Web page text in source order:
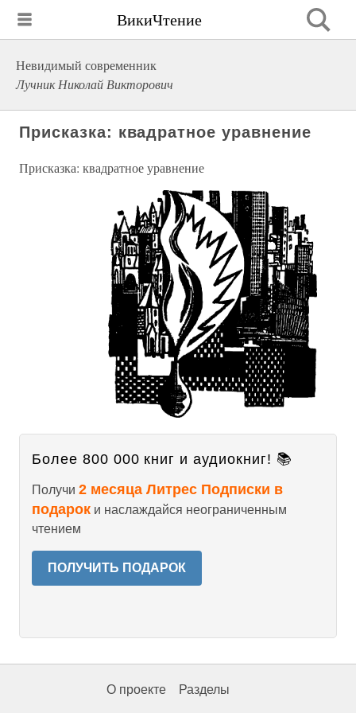
ВикиЧтение
Невидимый современник
Лучник Николай Викторович
Присказка: квадратное уравнение
Присказка: квадратное уравнение
Более 800 000 книг и аудиокниг! 📚
Получи 2 месяца Литрес Подписки в
подарок и наслаждайся неограниченным
чтением
ПОЛУЧИТЬ ПОДАРОК
О проекте Разделы